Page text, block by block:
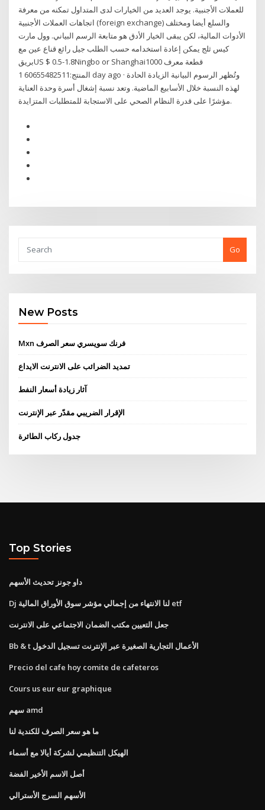
للعملات الأجنبية. يوجد العديد من الخيارات لدى المتداول تمكنه من معرفة
اتجاهات العملات الأجنبية (foreign exchange) والسلع أيضا ومختلف
الأدوات المالية، لكن يبقى الخيار الأدق هو متابعة الرسم البياني. وول مارت
كيس ثلج يمكن إعادة استخدامه حسب الطلب جيل رائع قناع عين مع
بريقUS $ 0.5-1.8Ningbo or Shanghai1000 قطعة معرف
المنتج:60655482511 1 day ago · وتُظهر الرسوم البيانية الزيادة الحادة
لهذه النسبة خلال الأسابيع الماضية. وتعد نسبة إشغال أسرة وحدة العناية
مؤشرًا على قدرة النظام الصحي على الاستجابة للمتطلبات المتزايدة.
Go
New Posts
Mxn فرنك سويسري سعر الصرف
تمديد الضرائب على الانترنت الايداع
آثار زيادة أسعار النفط
الإقرار الضريبي مقدّر عبر الإنترنت
جدول ركاب الطائرة
Top Stories
داو جونز تحديث الأسهم
Dj لنا الانتهاء من إجمالي مؤشر سوق الأوراق المالية etf
جعل التعيين مكتب الضمان الاجتماعي على الانترنت
Bb & t الأعمال التجارية الصغيرة عبر الإنترنت تسجيل الدخول
Precio del cafe hoy comite de cafeteros
Cours us eur eur graphique
سهم amd
ما هو سعر الصرف للكندية لنا
الهيكل التنظيمي لشركة أيالا مع أسماء
أصل الاسم الأخير الفضة
الأسهم السرج الأسترالي